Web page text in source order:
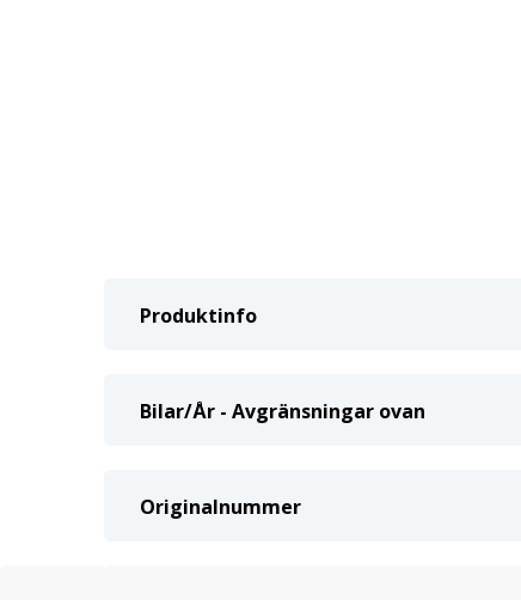
Produktinfo
Bilar/År - Avgränsningar ovan
Originalnummer